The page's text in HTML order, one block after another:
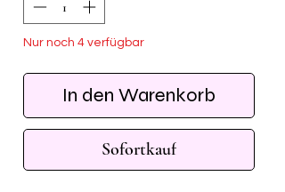
Nur noch 4 verfügbar
In den Warenkorb
Sofortkauf